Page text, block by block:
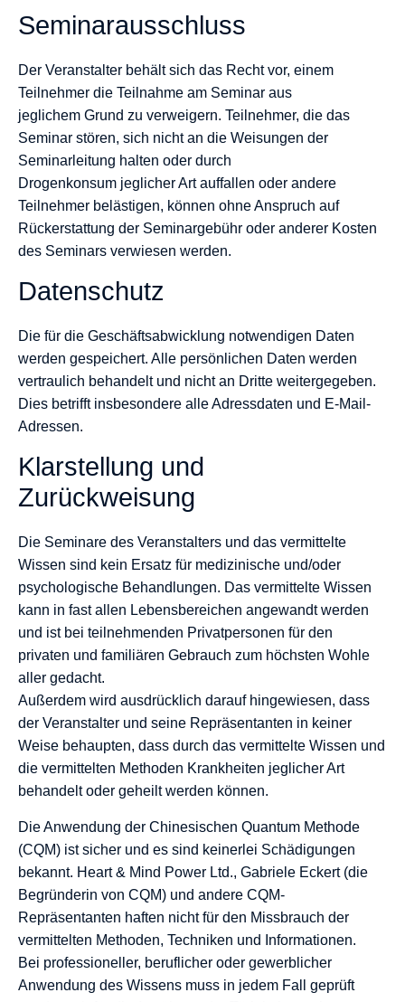
Seminarausschluss
Der Veranstalter behält sich das Recht vor, einem
Teilnehmer die Teilnahme am Seminar aus
jeglichem Grund zu verweigern. Teilnehmer, die das
Seminar stören, sich nicht an die Weisungen der
Seminarleitung halten oder durch
Drogenkonsum jeglicher Art auffallen oder andere
Teilnehmer belästigen, können ohne Anspruch auf
Rückerstattung der Seminargebühr oder anderer Kosten
des Seminars verwiesen werden.
Datenschutz
Die für die Geschäftsabwicklung notwendigen Daten
werden gespeichert. Alle persönlichen Daten werden
vertraulich behandelt und nicht an Dritte weitergegeben.
Dies betrifft insbesondere alle Adressdaten und E-Mail-
Adressen.
Klarstellung und
Zurückweisung
Die Seminare des Veranstalters und das vermittelte
Wissen sind kein Ersatz für medizinische und/oder
psychologische Behandlungen. Das vermittelte Wissen
kann in fast allen Lebensbereichen angewandt werden
und ist bei teilnehmenden Privatpersonen für den
privaten und familiären Gebrauch zum höchsten Wohle
aller gedacht.
Außerdem wird ausdrücklich darauf hingewiesen, dass
der Veranstalter und seine Repräsentanten in keiner
Weise behaupten, dass durch das vermittelte Wissen und
die vermittelten Methoden Krankheiten jeglicher Art
behandelt oder geheilt werden können.
Die Anwendung der Chinesischen Quantum Methode
(CQM) ist sicher und es sind keinerlei Schädigungen
bekannt. Heart & Mind Power Ltd., Gabriele Eckert (die
Begründerin von CQM) und andere CQM-
Repräsentanten haften nicht für den Missbrauch der
vermittelten Methoden, Techniken und Informationen.
Bei professioneller, beruflicher oder gewerblicher
Anwendung des Wissens muss in jedem Fall geprüft